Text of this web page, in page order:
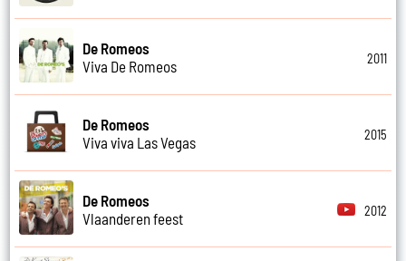
De Romeos
Viva De Romeos
2011
De Romeos
Viva viva Las Vegas
2015
De Romeos
Vlaanderen feest
2012